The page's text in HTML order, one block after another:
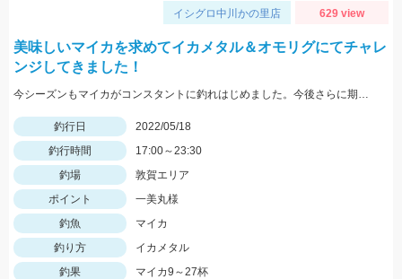
イシグロ中川かの里店 629 view
美味しいマイカを求めてイカメタル＆オモリグにてチャレ
ンジしてきました！
今シーズンもマイカがコンスタントに釣れはじめました。今後さらに期待できるので是非釣りに行ってみてください！
釣行日
2022/05/18
釣行時間
17:00～23:30
釣場
敦賀エリア
ポイント
一美丸様
釣魚
マイカ
釣り方
イカメタル
釣果
マイカ9～27杯